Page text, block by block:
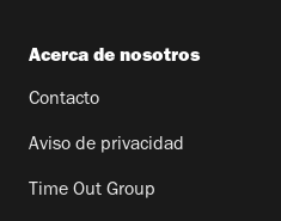
Acerca de nosotros
Contacto
Aviso de privacidad
Time Out Group